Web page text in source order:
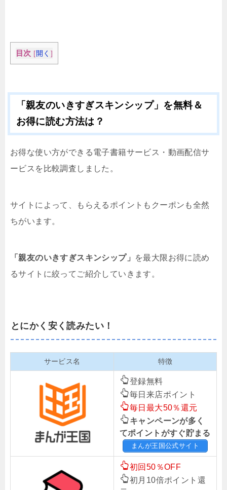
目次 [開く ]
「親友のいきすぎスキンシップ」を無料＆
お得に読む方法は？
お得な使い方ができる電子書籍サービス・動画配信サ
ービスを比較調査しました。
サイトによって、もらえるポイントもクーポンも全然
ちがいます。
「親友のいきすぎスキンシップ」
を最大限お得に読め
るサイトに絞ってご紹介していきます。
とにかく安く読みたい！
サービス名 特徴
登録無料
毎日来店ポイント
毎日最大50％還元
キャンペーンが多く
てポイントがすぐ貯まる
まんが王国公式サイト
初回50％OFF
初月10倍ポイント還